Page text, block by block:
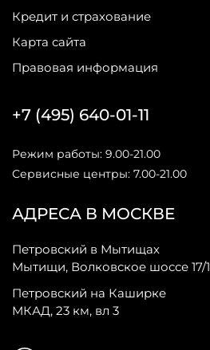
Кредит и страхование
Карта сайта
Правовая информация
АДРЕСА В МОСКВЕ
Петровский в Мытищах
Мытищи, Волковское шоссе 17/1
Петровский на Каширке
МКАД, 23 км, вл 3
+7 (495) 640-01-11
Режим работы: 9.00-21.00
Сервисные центры: 7.00-21.00